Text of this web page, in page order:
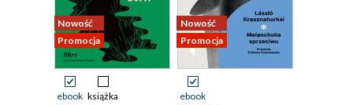
Nowość
Promocja
ebook książka
Nowość
Promocja
ebook